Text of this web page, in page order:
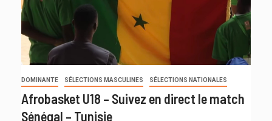
DOMINANTE SÉLECTIONS MASCULINES SÉLECTIONS NATIONALES
Afrobasket U18 – Suivez en direct le match
Sénégal – Tunisie